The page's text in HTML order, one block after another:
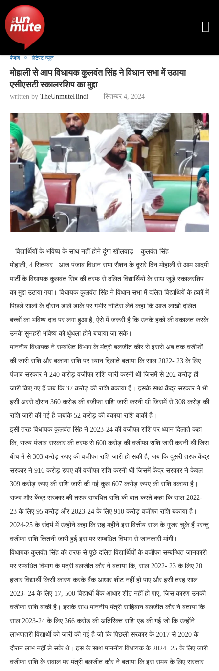
पंजाब लेटेस्ट न्यूज़
मोहाली से आप विधायक कुलवंत सिंह ने विधान सभा में उठाया
एसीएसटी स्कालरशिप का मुद्दा
written by TheUnmuteHindi सितम्बर 4, 2024
– विद्यार्थियों के भविष्य के साथ नहीं होने दूंगा खीलवाड़ – कुलवंत सिंह
मोहाली, 4 सितम्बर : आज पंजाब विधान सभा सैशन के दूसरे दिन मोहाली से आम आदमी
पार्टी के विधायक कुलवंत सिंह की तरफ से दलित विद्यार्थियों के साथ जुड़े स्कालरशिप
का मुद्दा उठाया गया। विधायक कुलवंत सिंह ने विधान सभा में दलित विद्याथियें के हकों में
पिछले सालों के दौरान डालेे डाके पर गंभीर नोटिस लेते कहा कि आज लाखों दलित
बच्चों का भविष्य दाव पर लगा हुआ है, ऐसे में जरूरी है कि उनके हकों की वकालत करके
उनके सुनहरी भविष्य को धुंधला होने बचाया जा सके।
माननीय विधायक ने सम्बधित विभाग के मंत्री बलजीत कौर से इससे अब तक वजीफोंं
की जारी राशि और बकाया राशि पर ध्यान दिलाते बताया कि साल 2022- 23 के लिए
पंजाब सरकार ने 240 करोड़ वजीफा राशि जारी करनी थी जिसमें से 202 करोड़ ही
जारी किए गए हैं जब कि 37 करोड़ की राशि बकाया है। इसके साथ केंद्र सरकार ने भी
इसी अरसे दौरान 360 करोड़ की वजीफा राशि जारी करनी थी जिसमें से 308 करोड़ की
राशि जारी की गई है जबकि 52 करोड़ की बकाया राशि बाकी है।
इसी तरह विधायक कुलवंत सिंह ने 2023-24 की वजीफा राशि पर ध्यान दिलाते कहा
कि, राज्य पंजाब सरकार की तरफ से 600 करोड़ की वजीफा राशि जारी करनी थी जिस
बीच में से 303 करोड़ रुपए की वजीफा राशि जारी हो सकी है, जब कि दूसरी तरफ केंद्र
सरकार ने 916 करोड़ रुपए की वजीफा राशि करनी थी जिसमें केंद्र सरकार ने केवल
309 करोड़ रुपए की राशि जारी की गई कुल 607 करोड़ रुपए की राशि बकाया है।
राज्य और केंद्र सरकार की तरफ सम्बधित राशि की बात करते कहा कि साल 2022-
23 के लिए 95 करोड़ और 2023-24 के लिए 910 करोड़ वजीफा राशि बकाया है।
2024-25 के संदर्भ में उन्होंने कहा कि छह महीने इस वित्तीय साल के गुजर चुके हैं परन्तु
वजीफा राशि कितनी जारी हुई इस पर सम्बधित विभाग से जानकारी मांगी।
विधायक कुलवंत सिंह की तरफ से पूछे दलित विद्यार्थियों के वजीफा सम्बन्धित जानकारी
पर सम्बधित विभाग के मंत्री बलजीत कौर ने बताया कि, साल 2022- 23 के लिए 20
हजार विद्यार्थी किसी कारण करके बैंक आधार शीट नहीं हो पाए और इसी तरह साल
2023- 24 के लिए 17, 500 विद्यार्थी बैंक आधार शीट नहीं हो पाए, जिस कारण उनकी
वजीफा राशि बाकी है। इसके साथ माननीय मंत्री साहिबान बलजीत कौर ने बताया कि
साल 2023-24 के लिए 366 करोड़ की अतिरिक्त राशि एड की गई जो कि उन्होंने
लाभपातरी विद्यार्थी को जारी की गई है जो कि पिछली सरकार के 2017 से 2020 के
दौरान लाभ नहीं ले सके थे। इस के साथ माननीय विधायक के 2024- 25 के लिए जारी
वजीफा राशि के सवाल पर मंत्री बलजीत कौर ने बताया कि इस समय के लिए सरकार